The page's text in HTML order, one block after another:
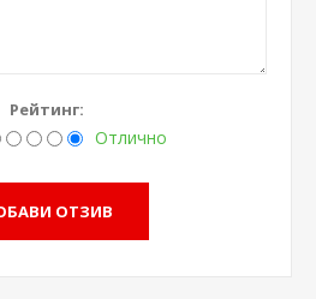
Рейтинг:
Отлично